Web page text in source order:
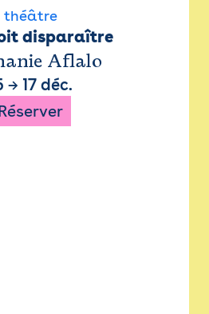
théâtre
disparaître
Aflalo
→ 17 déc.